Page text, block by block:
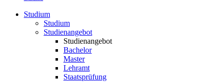
Studium
Studium
Studienangebot
Studienangebot
Bachelor
Master
Lehramt
Staatsprüfung